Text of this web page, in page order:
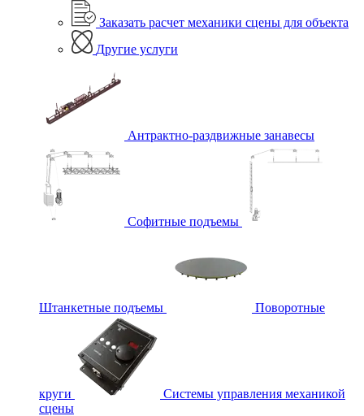
Заказать расчет механики сцены для объекта
Другие услуги
Антрактно-раздвижные занавесы
Софитные подъемы
Штанкетные подъемы Поворотные
круги
Системы управления механикой
сцены